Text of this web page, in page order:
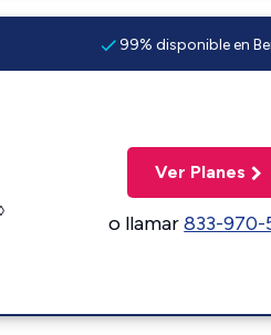
99% disponible en
Ver Planes
o llamar833-970-